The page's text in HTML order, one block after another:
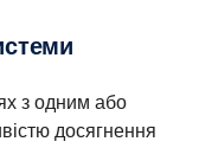
з одним або
досягнення